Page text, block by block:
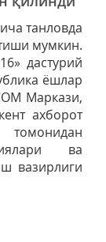
танловда
мумкин.
дастурий
ёшлар
Маркази,
ахборот
ва
вазирлиги